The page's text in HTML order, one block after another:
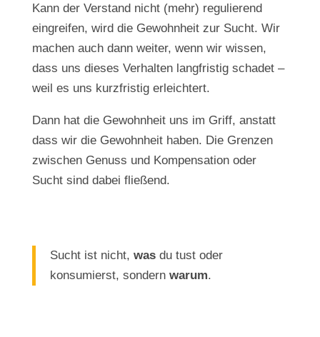
Kann der Verstand nicht (mehr) regulierend
eingreifen, wird die Gewohnheit zur Sucht. Wir
machen auch dann weiter, wenn wir wissen,
dass uns dieses Verhalten langfristig schadet –
weil es uns kurzfristig erleichtert.
Dann hat die Gewohnheit uns im Griff, anstatt
dass wir die Gewohnheit haben. Die Grenzen
zwischen Genuss und Kompensation oder
Sucht sind dabei fließend.
Sucht ist nicht, wasdu tust oder
konsumierst, sondern warum.